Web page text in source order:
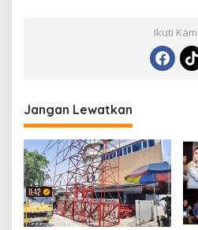
Ikuti Kami
Jangan Lewatkan